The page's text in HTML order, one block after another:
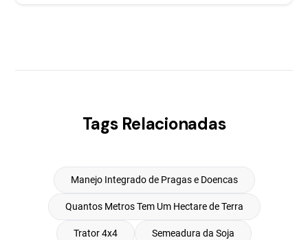
Tags Relacionadas
Manejo Integrado de Pragas e Doencas
Quantos Metros Tem Um Hectare de Terra
Trator 4x4 Semeadura da Soja